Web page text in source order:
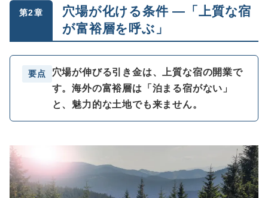
第2章
穴場が化ける条件 ―「上質な宿
が富裕層を呼ぶ」
要点
穴場が伸びる引き金は、上質な宿の開業で
す。海外の富裕層は「泊まる宿がない」
と、魅力的な土地でも来ません。